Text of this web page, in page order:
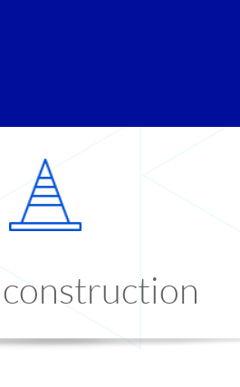
construction